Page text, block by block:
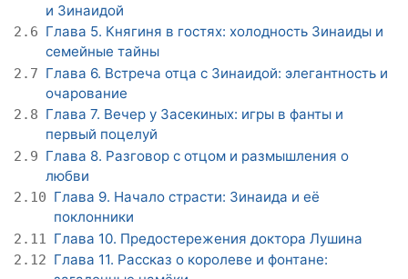
и Зинаидой
2.6 Глава 5. Княгиня в гостях: холодность Зинаиды и
семейные тайны
2.7 Глава 6. Встреча отца с Зинаидой: элегантность и
очарование
2.8 Глава 7. Вечер у Засекиных: игры в фанты и
первый поцелуй
2.9 Глава 8. Разговор с отцом и размышления о
любви
2.10 Глава 9. Начало страсти: Зинаида и её
поклонники
2.11 Глава 10. Предостережения доктора Лушина
2.12 Глава 11. Рассказ о королеве и фонтане: